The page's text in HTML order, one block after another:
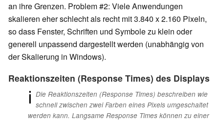
an ihre Grenzen. Problem #2: Viele Anwendungen
skalieren eher schlecht als recht mit 3.840 x 2.160 Pixeln,
so dass Fenster, Schriften und Symbole zu klein oder
generell unpassend dargestellt werden (unabhängig von
der Skalierung in Windows).
Reaktionszeiten (Response Times) des Displays
ℹ Die Reaktionszeiten (Response Times) beschreiben wie
schnell zwischen zwei Farben eines Pixels umgeschaltet
werden kann. Langsame Response Times können zu einer